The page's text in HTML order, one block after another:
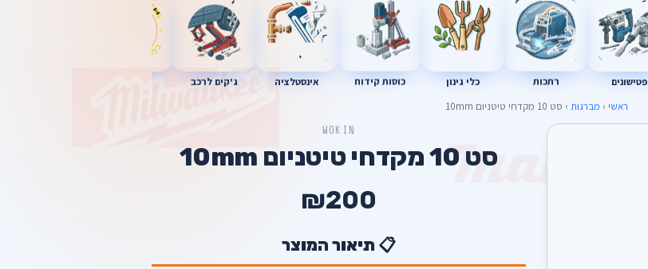
פטישונים רתכות כלי גינון כוסות קידוח אינסטלציה ג'קים לרכב
ראשי › מברגות › סט 10 מקדחי טיטניום 10mm
WOKIN
סט 10 מקדחי טיטניום 10mm
₪200
📋 תיאור המוצר